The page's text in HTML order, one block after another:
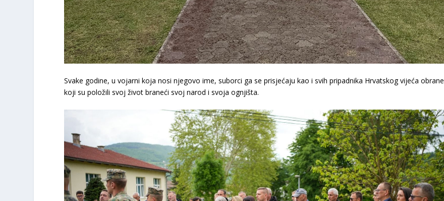
Svake godine, u vojarni koja nosi njegovo ime, suborci ga se prisjećaju kao i svih pripadnika Hrvatskog vijeća obrane
koji su položili svoj život braneći svoj narod i svoja ognjišta.